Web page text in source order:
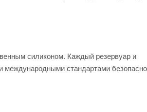
силиконом. Каждый резервуар и
международными стандартами